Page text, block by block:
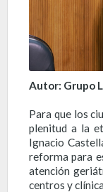
Autor: Grupo
Para que los
plenitud a la
Ignacio
reforma para
atención
centros y